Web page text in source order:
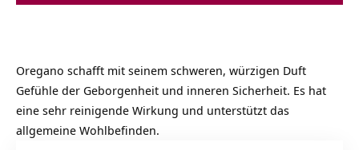
Oregano schafft mit seinem schweren, würzigen Duft
Gefühle der Geborgenheit und inneren Sicherheit. Es hat
eine sehr reinigende Wirkung und unterstützt das
allgemeine Wohlbeﬁnden.